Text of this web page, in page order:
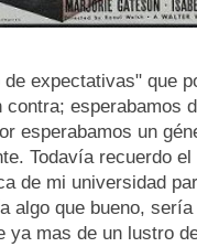
expectativas" que
contra; esperabamos
esperabamos un
Todavía recuerdo
de mi universidad
algo que bueno,
ya mas de un lustro